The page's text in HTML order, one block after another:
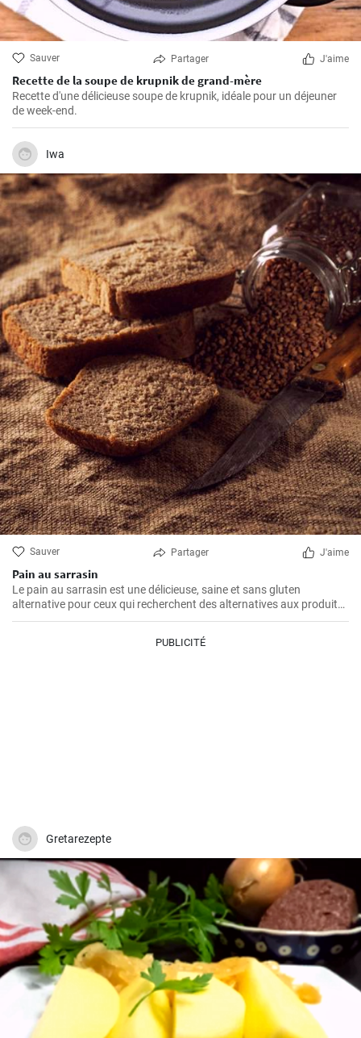
Sauver Partager J'aime
Recette de la soupe de krupnik de grand-mère
Recette d'une délicieuse soupe de krupnik, idéale pour un déjeuner
de week-end.
Iwa
Sauver Partager J'aime
Pain au sarrasin
Le pain au sarrasin est une délicieuse, saine et sans gluten
alternative pour ceux qui recherchent des alternatives aux produits
traditionnels à base de farine de blé. Parfait pour le petit-déjeuner
PUBLICITÉ
Gretarezepte